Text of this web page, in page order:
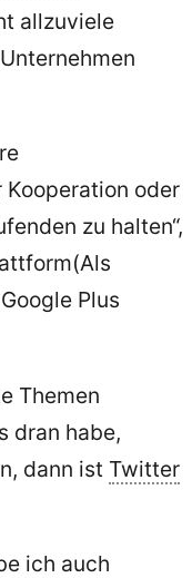
allzuviele
oder
zu halten“,
Plus
Themen
dran habe,
dann ist Twitter
ich auch